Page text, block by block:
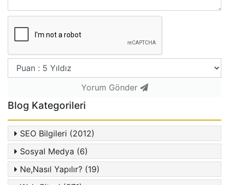
Yorum Gönder
Blog Kategorileri
SEO Bilgileri (2012)
Sosyal Medya (6)
Ne,Nasıl Yapılır? (19)